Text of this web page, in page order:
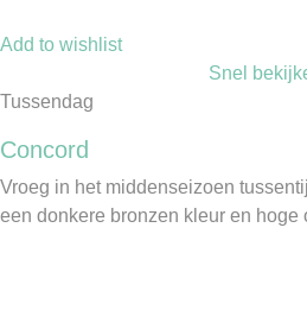
Add to wishlist
Snel
Tussendag
Concord
Vroeg in het middenseizoen
een donkere bronzen kleur en hoge